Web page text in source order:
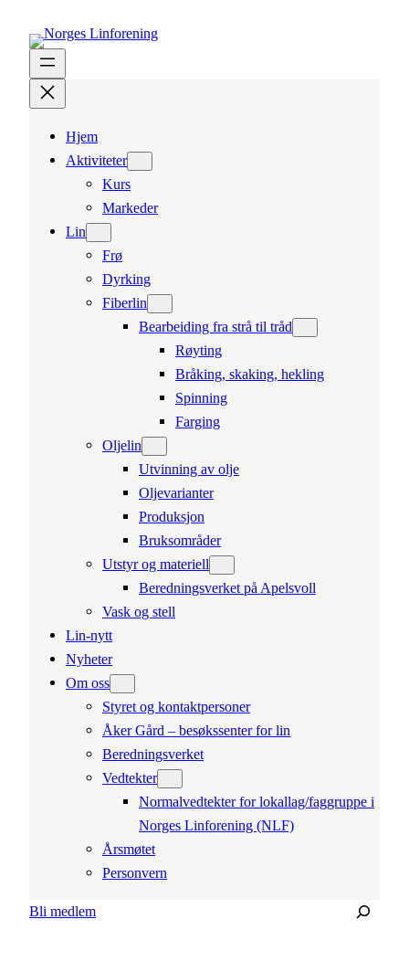
innhold
Hjem
Aktiviteter
Kurs
Markeder
Lin
Frø
Dyrking
Fiberlin
Bearbeiding fra strå til tråd
Røyting
Bråking, skaking, hekling
Spinning
Farging
Oljelin
Utvinning av olje
Oljevarianter
Produksjon
Bruksområder
Utstyr og materiell
Beredningsverket på Apelsvoll
Vask og stell
Lin-nytt
Nyheter
Om oss
Styret og kontaktpersoner
Åker Gård – besøkssenter for lin
Beredningsverket
Vedtekter
Normalvedtekter for lokallag/faggruppe i
Norges Linforening (NLF)
Årsmøtet
Personvern
Bli medlem Søk